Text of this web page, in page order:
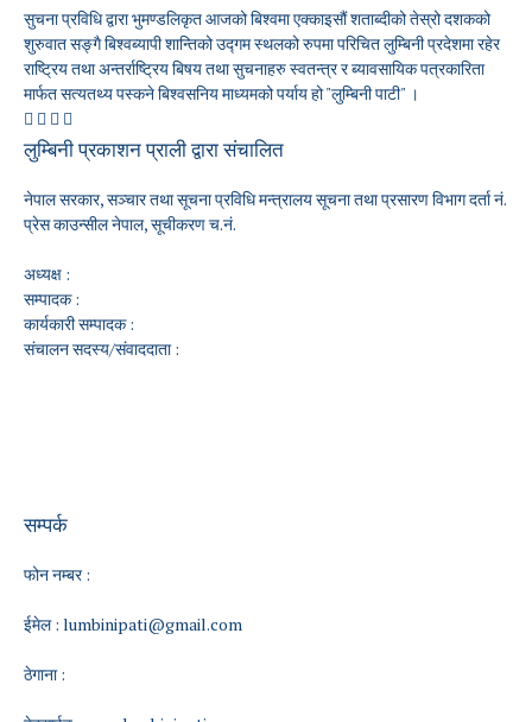
सुचना प्रविधि द्वारा भुमण्डलिकृत आजको बिश्वमा एक्काइसौं शताब्दीको तेस्रो दशकको
शुरुवात सङ्गै बिश्वब्यापी शान्तिको उद्गम स्थलको रुपमा परिचित लुम्बिनी प्रदेशमा रहेर
राष्ट्रिय तथा अन्तर्राष्ट्रिय बिषय तथा सुचनाहरु स्वतन्त्र र ब्यावसायिक पत्रकारिता
मार्फत सत्यतथ्य पस्कने बिश्वसनिय माध्यमको पर्याय हो "लुम्बिनी पाटी" ।
लुम्बिनी प्रकाशन प्राली द्वारा संचालित
नेपाल सरकार, सञ्चार तथा सूचना प्रविधि मन्त्रालय सूचना तथा प्रसारण विभाग दर्ता नं.
प्रेस काउन्सील नेपाल, सूचीकरण च.नं.
अध्यक्ष :
सम्पादक :
कार्यकारी सम्पादक :
संचालन सदस्य/संवाददाता :
सम्पर्क
फोन नम्बर :
ईमेल : lumbinipati@gmail.com
ठेगाना :